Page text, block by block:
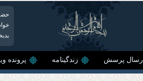
ارسال پرسش زندگینامه پرونده